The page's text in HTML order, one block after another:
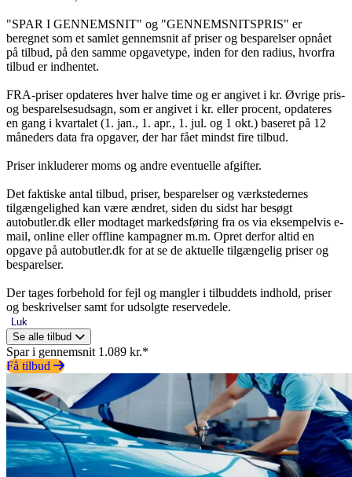
"SPAR I GENNEMSNIT" og "GENNEMSNITSPRIS" er
beregnet som et samlet gennemsnit af priser og besparelser opnået
på tilbud, på den samme opgavetype, inden for den radius, hvorfra
tilbud er indhentet.
FRA-priser opdateres hver halve time og er angivet i kr. Øvrige pris-
og besparelsesudsagn, som er angivet i kr. eller procent, opdateres
en gang i kvartalet (1. jan., 1. apr., 1. jul. og 1 okt.) baseret på 12
måneders data fra opgaver, der har fået mindst fire tilbud.
Priser inkluderer moms og andre eventuelle afgifter.
Det faktiske antal tilbud, priser, besparelser og værkstedernes
tilgængelighed kan være ændret, siden du sidst har besøgt
autobutler.dk eller modtaget markedsføring fra os via eksempelvis e-
mail, online eller offline kampagner m.m. Opret derfor altid en
opgave på autobutler.dk for at se de aktuelle tilgængelig priser og
besparelser.
Der tages forbehold for fejl og mangler i tilbuddets indhold, priser
og beskrivelser samt for udsolgte reservedele.
Luk
Se alle tilbud
Spar i gennemsnit 1.089 kr.*
Få tilbud